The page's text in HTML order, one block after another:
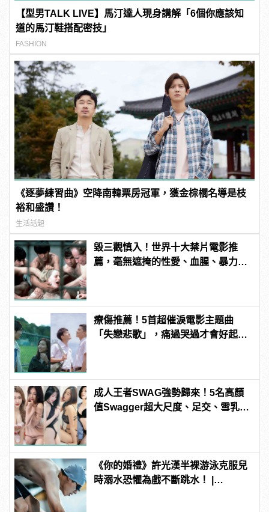
【型男TALK LIVE】馬汀達人現身講解「6個你應該知
道的馬汀鞋搭配密技」
FASHION
《逐夢練習曲》空降南韓票房冠軍，獲金棕櫚名導是枝
裕和盛讚！
生活話題
毀三觀慎入！世界十大禁片電影推
薦，毫無遮掩的性愛、血腥、暴力、
療傷推薦！5首超催淚電影主題曲
「失戀悲歌」，痛過哭過才會好起
成人王者SWAG強勢歸來！5名高顏
值Swagger超大尺度、足交、雪乳、
《你的婚禮》許光漢半裸游泳克服兒
時溺水恐懼為戲不斷跳水！ |